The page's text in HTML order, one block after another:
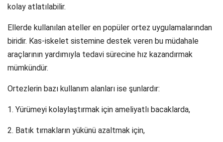
kolay atlatılabilir.
Ellerde kullanılan ateller en popüler ortez uygulamalarından
biridir. Kas-iskelet sistemine destek veren bu müdahale
araçlarının yardımıyla tedavi sürecine hız kazandırmak
mümkündür.
Ortezlerin bazı kullanım alanları ise şunlardır:
1. Yürümeyi kolaylaştırmak için ameliyatlı bacaklarda,
2. Batık tırnakların yükünü azaltmak için,